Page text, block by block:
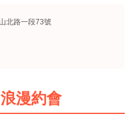
北路一段73號
漫約會